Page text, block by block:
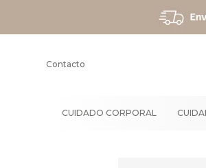
CUIDADO CORPORAL
Contacto